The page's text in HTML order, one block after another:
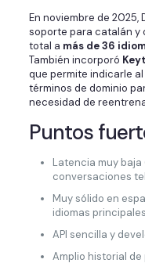
En noviembre de 2025,
soporte para catalán y
total a más de 36
También incorporó
que permite indicarle
términos de dominio
necesidad de
Puntos
Latencia muy
conversaciones
Muy sólido en
idiomas
API sencilla y
Amplio historial